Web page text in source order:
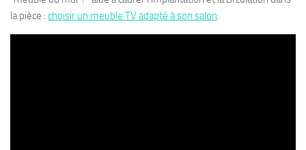
la pièce : choisir un meuble TV adapté à son salon.